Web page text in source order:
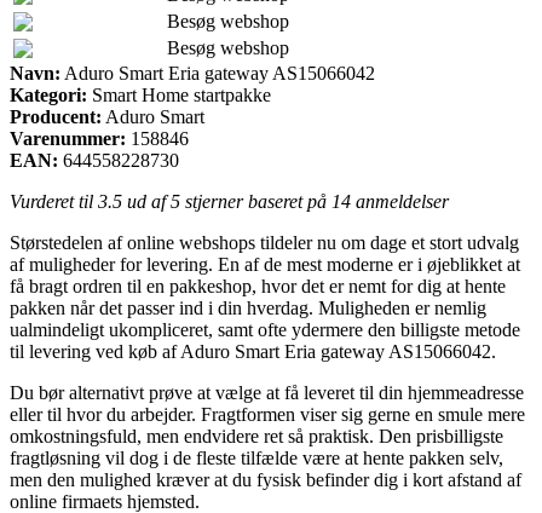
Besøg webshop
Besøg webshop
Navn: Aduro Smart Eria gateway AS15066042
Kategori: Smart Home startpakke
Producent: Aduro Smart
Varenummer: 158846
EAN: 644558228730
Vurderet til 3.5 ud af 5 stjerner baseret på 14 anmeldelser
Størstedelen af online webshops tildeler nu om dage et stort udvalg
af muligheder for levering. En af de mest moderne er i øjeblikket at
få bragt ordren til en pakkeshop, hvor det er nemt for dig at hente
pakken når det passer ind i din hverdag. Muligheden er nemlig
ualmindeligt ukompliceret, samt ofte ydermere den billigste metode
til levering ved køb af Aduro Smart Eria gateway AS15066042.
Du bør alternativt prøve at vælge at få leveret til din hjemmeadresse
eller til hvor du arbejder. Fragtformen viser sig gerne en smule mere
omkostningsfuld, men endvidere ret så praktisk. Den prisbilligste
fragtløsning vil dog i de fleste tilfælde være at hente pakken selv,
men den mulighed kræver at du fysisk befinder dig i kort afstand af
online firmaets hjemsted.